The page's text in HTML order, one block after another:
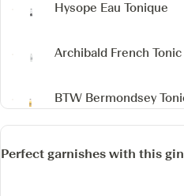
Hysope Eau Tonique
Archibald French Tonic
BTW Bermondsey
Perfect garnishes with this gin